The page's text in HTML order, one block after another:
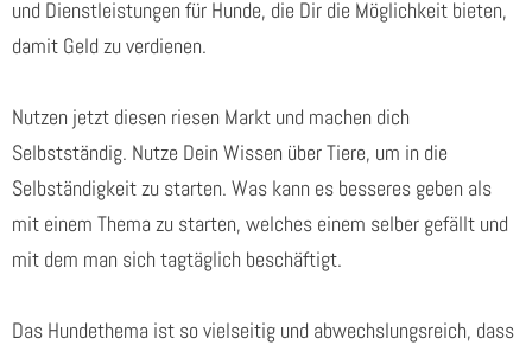
und Dienstleistungen für Hunde, die Dir die Möglichkeit bieten,
damit Geld zu verdienen.
Nutzen jetzt diesen riesen Markt und machen dich
Selbstständig. Nutze Dein Wissen über Tiere, um in die
Selbständigkeit zu starten. Was kann es besseres geben als
mit einem Thema zu starten, welches einem selber gefällt und
mit dem man sich tagtäglich beschäftigt.
Das Hundethema ist so vielseitig und abwechslungsreich, dass